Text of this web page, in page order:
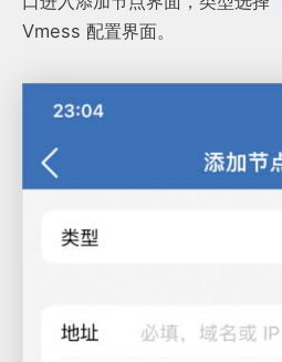
Vmess 配置界面。